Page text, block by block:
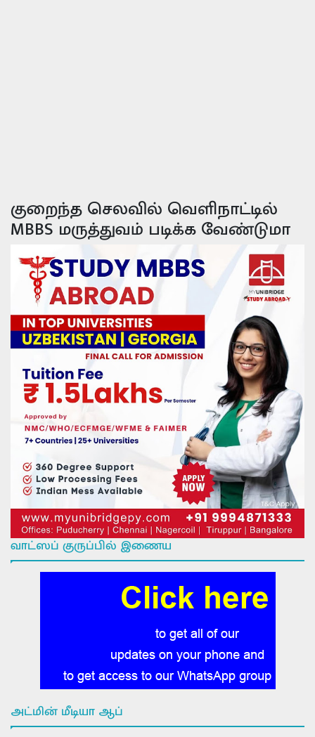
குறைந்த செலவில் வெளிநாட்டில்
MBBS மருத்துவம் படிக்க வேண்டுமா
வாட்ஸப் குருப்பில் இணைய
அட்மின் மீடியா ஆப்